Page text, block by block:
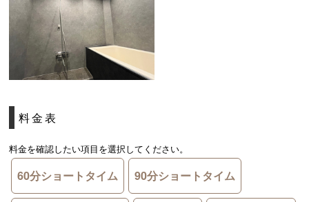
料金表
料金を確認したい項目を選択してください。
60分ショートタイム 90分ショートタイム